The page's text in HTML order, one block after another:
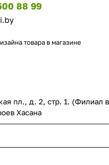
88 99
товара в магазине
пл., д. 2, стр. 1. (Филиал в
Хасана